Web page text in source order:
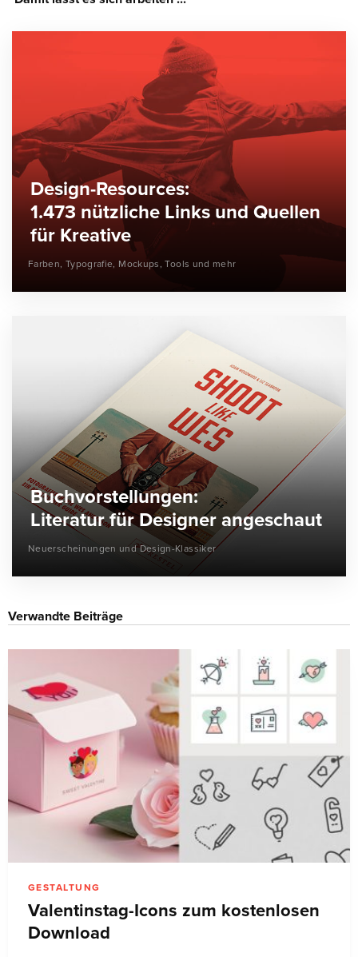
Design-Resources:
1.473 nützliche Links und Quellen
für Kreative
Farben, Typografie, Mockups, Tools und mehr
Buchvorstellungen:
Literatur für Designer angeschaut
Neuerscheinungen und Design-Klassiker
Verwandte Beiträge
GESTALTUNG
Valentinstag-Icons zum kostenlosen
Download